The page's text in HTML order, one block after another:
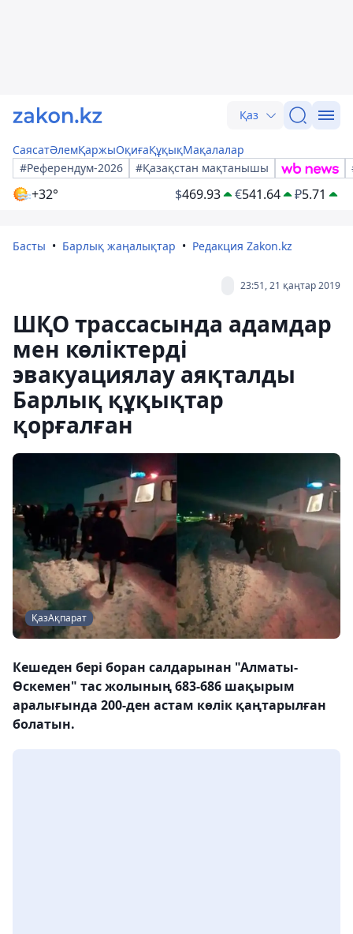
Қаз
СаясатӘлемҚаржыОқиғаҚұқықМақалалар
#Референдум-2026
#Қазақстан мақтанышы
+32° $469.93 €541.64 ₽5.71
Басты Барлық жаңалықтар Редакция Zakon.kz
23:51, 21 қаңтар 2019
ШҚО трассасында адамдар
мен көліктерді
эвакуациялау аяқталды
Барлық құқықтар
қорғалған
ҚазАқпарат
Кешеден бері боран салдарынан "Алматы-
Өскемен" тас жолының 683-686 шақырым
аралығында 200-ден астам көлік қаңтарылған
болатын.